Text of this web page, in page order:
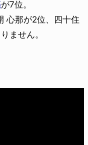
が7位。
心那が2位、四十住
ません。